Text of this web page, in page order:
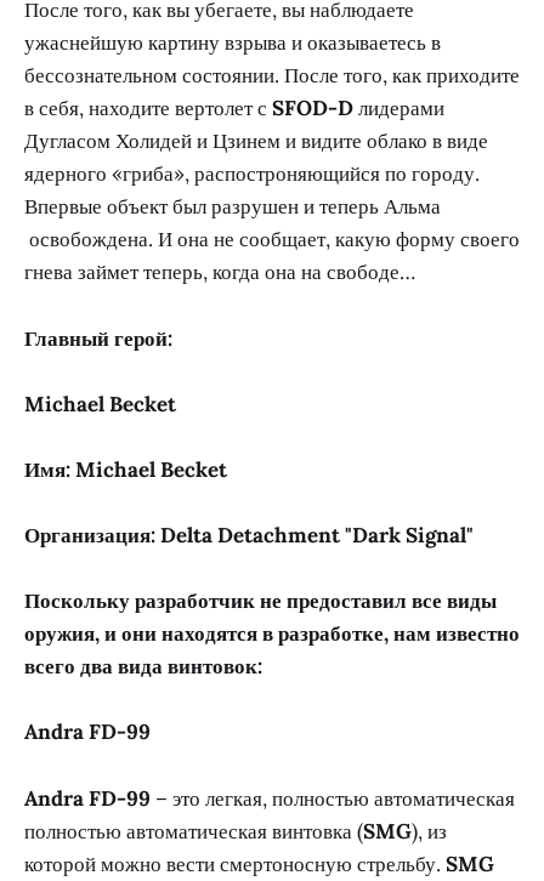
После того, как вы убегаете, вы наблюдаете
ужаснейшую картину взрыва и оказываетесь в
бессознательном состоянии. После того, как приходите
в себя, находите вертолет с SFOD-Dлидерами
Дугласом Холидей и Цзинем и видите облако в виде
ядерного «гриба», распостроняющийся по городу.
Впервые объект был разрушен и теперь Альма
освобождена. И она не сообщает, какую форму своего
гнева займет теперь, когда она на свободе…
Главный герой:
Michael Becket
Имя: Michael Becket
Организация: Delta Detachment "Dark Signal"
Поскольку разработчик не предоставил все виды
оружия, и они находятся в разработке, нам известно
всего два вида винтовок:
Andra FD-99
Andra FD-99 – это легкая, полностью автоматическая
полностью автоматическая винтовка (SMG), из
которой можно вести смертоносную стрельбу. SMG